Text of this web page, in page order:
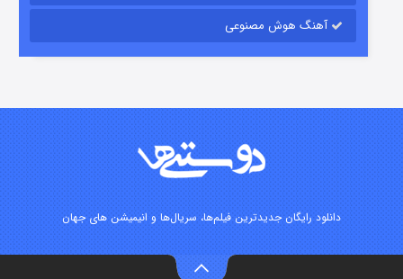
آهنگ هوش مصنوعی
دانلود رایگان جدیدترین فیلم‌ها، سریال‌ها و انیمیشن های جهان